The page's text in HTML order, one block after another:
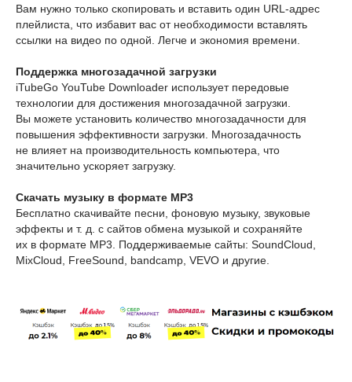
Вам нужно только скопировать и вставить один URL-адрес
плейлиста, что избавит вас от необходимости вставлять
ссылки на видео по одной. Легче и экономия времени.
Поддержка многозадачной загрузки
iTubeGo YouTube Downloader использует передовые
технологии для достижения многозадачной загрузки.
Вы можете установить количество многозадачности для
повышения эффективности загрузки. Многозадачность
не влияет на производительность компьютера, что
значительно ускоряет загрузку.
Скачать музыку в формате MP3
Бесплатно скачивайте песни, фоновую музыку, звуковые
эффекты и т. д. с сайтов обмена музыкой и сохраняйте
их в формате MP3. Поддерживаемые сайты: SoundCloud,
MixCloud, FreeSound, bandcamp, VEVO и другие.